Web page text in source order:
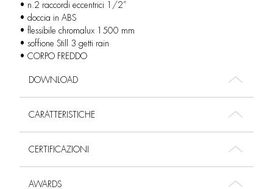
• n.2 raccordi eccentrici 1/2”
• doccia in ABS
• flessibile chromalux 1500 mm
• soffione Still 3 getti rain
• CORPO FREDDO
DOWNLOAD
CARATTERISTICHE
CERTIFICAZIONI
AWARDS